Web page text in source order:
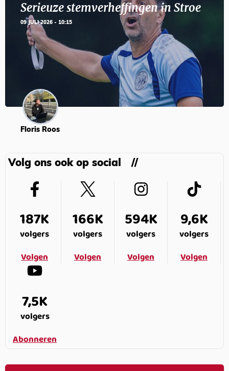
Serieuze stemverheffingen in Stroe
09 JULI 2026 - 10:15
Floris Roos
Volg ons ook op social
187K
volgers
Volgen
166K
volgers
Volgen
594K
volgers
Volgen
9,6K
volgers
Volgen
7,5K
volgers
Abonneren